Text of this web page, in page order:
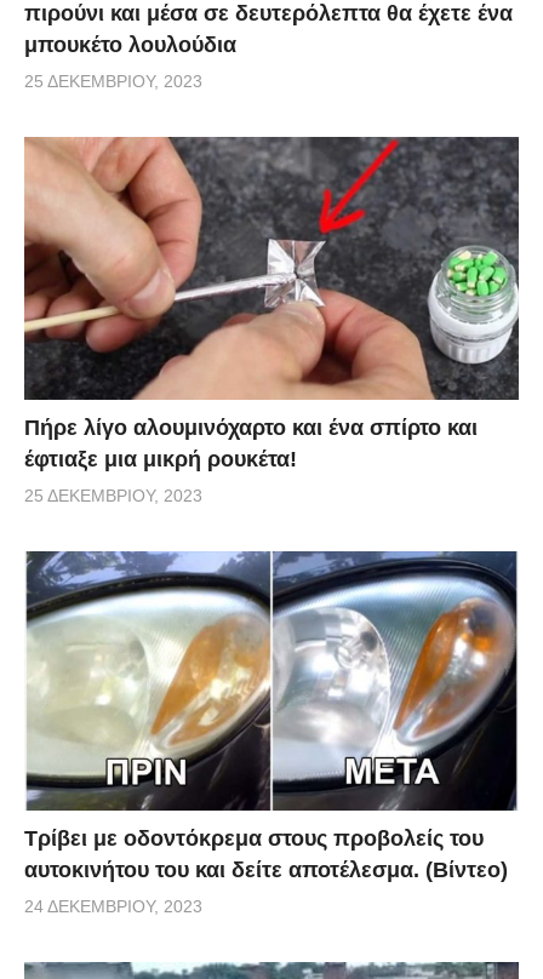
πιρούνι και μέσα σε δευτερόλεπτα θα έχετε ένα
μπουκέτο λουλούδια
25 ΔΕΚΕΜΒΡΊΟΥ, 2023
Πήρε λίγο αλουμινόχαρτο και ένα σπίρτο και
έφτιαξε μια μικρή ρουκέτα!
25 ΔΕΚΕΜΒΡΊΟΥ, 2023
Τρίβει με οδοντόκρεμα στους προβολείς του
αυτοκινήτου του και δείτε αποτέλεσμα. (Βίντεο)
24 ΔΕΚΕΜΒΡΊΟΥ, 2023